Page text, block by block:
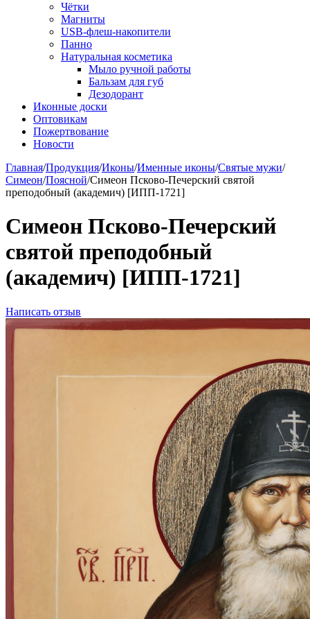
Чётки
Магниты
USB-флеш-накопители
Панно
Натуральная косметика
Мыло ручной работы
Бальзам для губ
Дезодорант
Иконные доски
Оптовикам
Пожертвование
Новости
Главная/Продукция/Иконы/Именные иконы/Святые мужи/
Симеон/Поясной/Симеон Псково-Печерский святой
преподобный (академич) [ИПП-1721]
Симеон Псково-Печерский
святой преподобный
(академич) [ИПП-1721]
Написать отзыв